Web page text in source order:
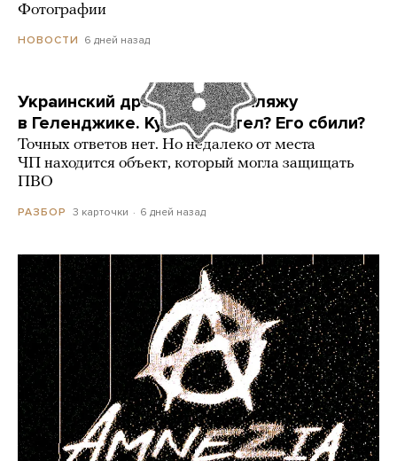
Фотографии
НОВОСТИ 6 дней назад
Украинский дрон попал по пляжу
в Геленджике. Куда он летел? Его сбили?
Точных ответов нет. Но недалеко от места
ЧП находится объект, который могла защищать
ПВО
РАЗБОР 3 карточки 6 дней назад